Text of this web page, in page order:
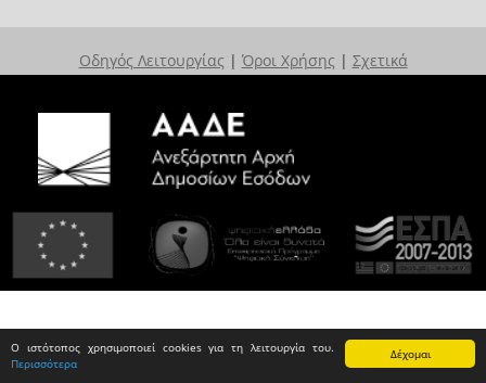
Δέχομαι
Ο ιστότοπος χρησιμοποιεί cookies για τη λειτουργία του.
Περισσότερα
Οδηγός Λειτουργίας | Όροι Χρήσης | Σχετικά